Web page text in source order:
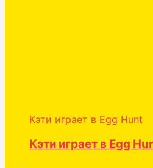
Кэти играет в Egg Hunt
Кэти играет в Egg